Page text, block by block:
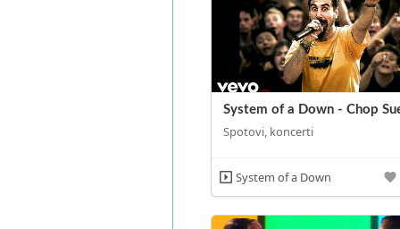
System of a Down - Chop
Spotovi, koncerti
System of a Down